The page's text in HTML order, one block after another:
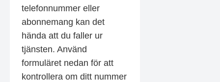
telefonnummer eller
abonnemang kan det
hända att du faller ur
tjänsten. Använd
formuläret nedan för att
kontrollera om ditt nummer